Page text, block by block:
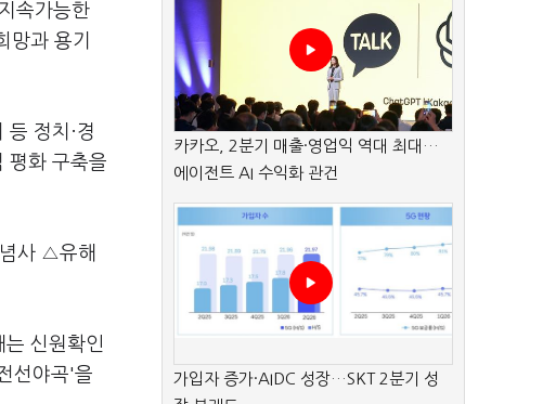
속가능한
과 용기
정치·경
평화 구축을
사 △유해
신원확인
선야곡'을
카카오, 2분기 매출·영업익 역대 최대…
에이전트 AI 수익화 관건
가입자 증가·AIDC 성장…SKT 2분기 성